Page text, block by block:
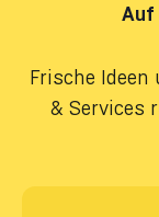
Auf
Frische
& Services
E-Mail-Adresse